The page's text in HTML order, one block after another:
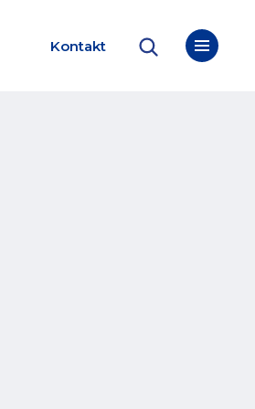
Kontakt